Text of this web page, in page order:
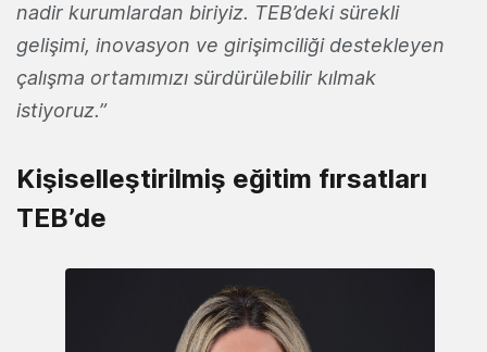
nadir kurumlardan biriyiz. TEB’deki sürekli
gelişimi, inovasyon ve girişimciliği destekleyen
çalışma ortamımızı sürdürülebilir kılmak
istiyoruz.”
Kişiselleştirilmiş eğitim fırsatları
TEB’de